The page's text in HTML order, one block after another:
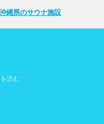
沖縄県のサウナ施設
読む